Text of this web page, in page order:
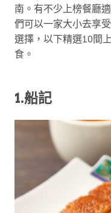
南。有不少上榜餐廳
們可以一家大小去享
選擇，以下精選10間
食。
1.船記